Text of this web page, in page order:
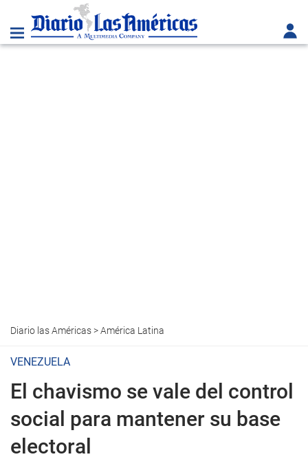
Diario las Américas>América Latina
VENEZUELA
El chavismo se vale del control
social para mantener su base
electoral